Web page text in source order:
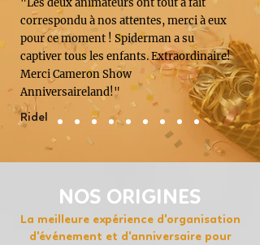
"Les deux animateurs ont tout à fait
correspondu à nos attentes, merci à eux
pour ce moment ! Spiderman a su
captiver tous les enfants. Extraordinaire!
Merci Cameron Show
Anniversaireland!"
Ridel
NOS ORIGINES
La meilleure expérience d'organisation
d'événement et d'anniversaire pour